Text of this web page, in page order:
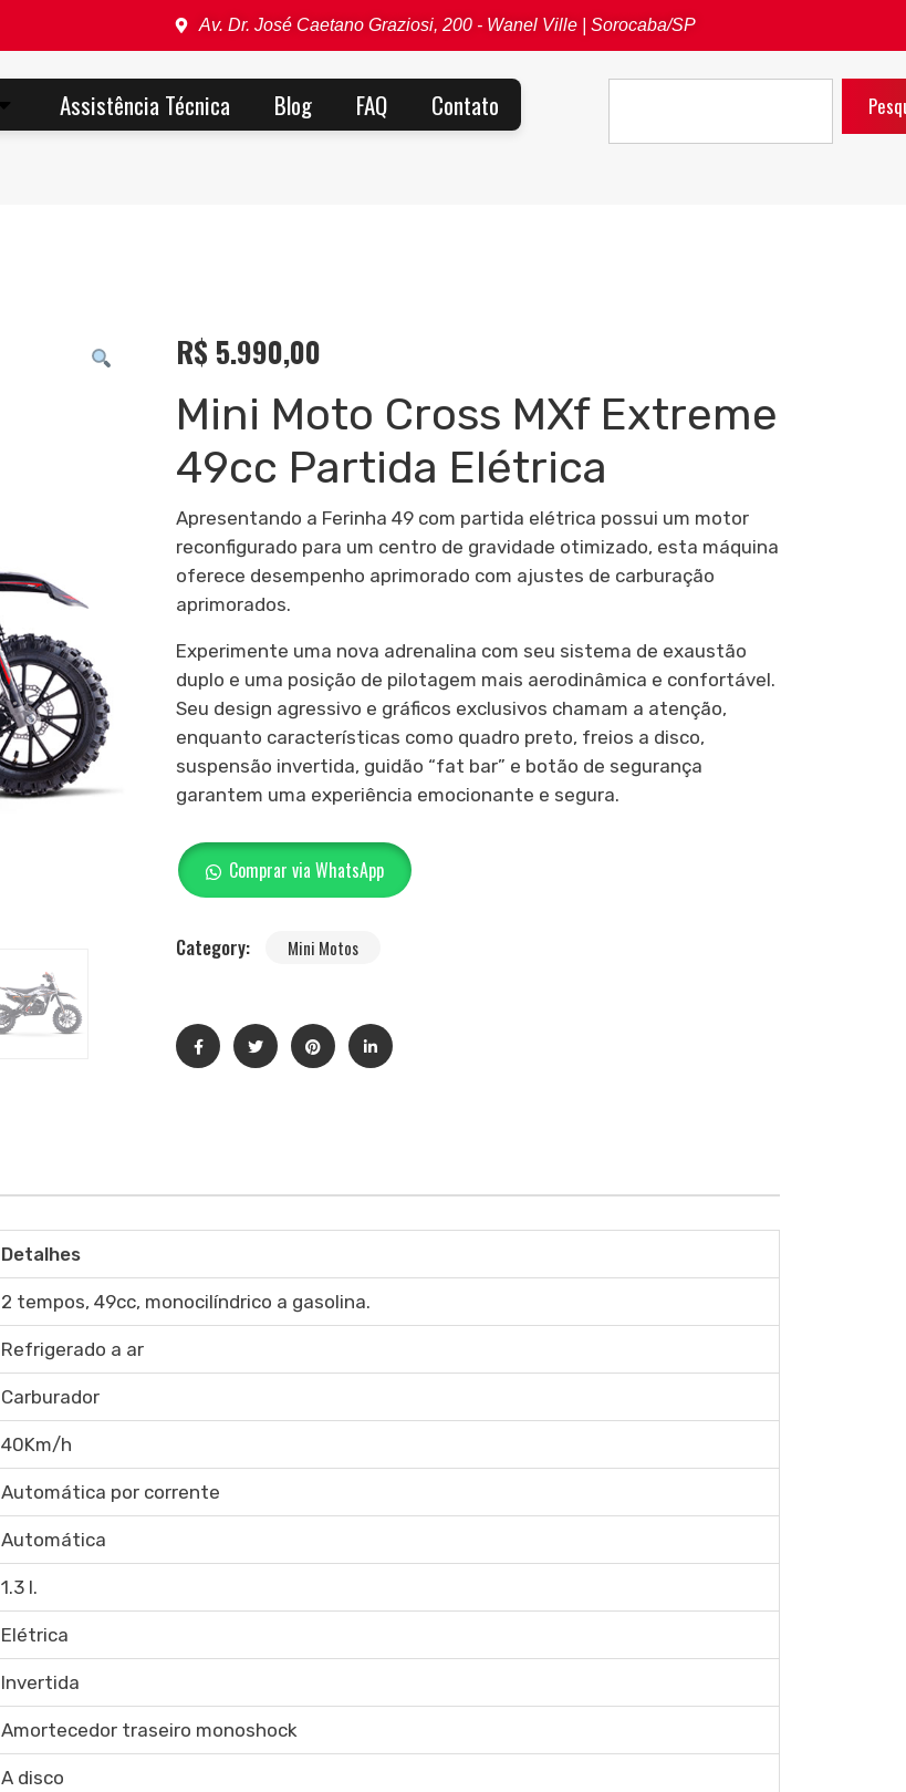
Av. Dr. José Caetano Graziosi, 200 - Wanel Ville | Sorocaba/SP
Assistência Técnica Blog FAQ Contato
R$ 5.990,00
Mini Moto Cross MXf Extreme
49cc Partida Elétrica
Apresentando a Ferinha 49 com partida elétrica possui um motor
reconfigurado para um centro de gravidade otimizado, esta máquina
oferece desempenho aprimorado com ajustes de carburação
aprimorados.
Experimente uma nova adrenalina com seu sistema de exaustão
duplo e uma posição de pilotagem mais aerodinâmica e confortável.
Seu design agressivo e gráficos exclusivos chamam a atenção,
enquanto características como quadro preto, freios a disco,
suspensão invertida, guidão “fat bar” e botão de segurança
garantem uma experiência emocionante e segura.
Comprar via WhatsApp
Category: Mini Motos
Detalhes
2 tempos, 49cc, monocilíndrico a gasolina.
Refrigerado a ar
Carburador
40Km/h
Automática por corrente
Automática
1.3 l.
Elétrica
Invertida
Amortecedor traseiro monoshock
A disco